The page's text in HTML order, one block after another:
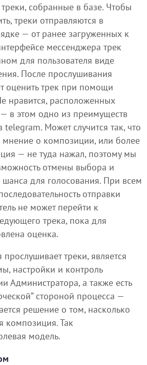
собранные в базе. Чтобы
треки отправляются в
— от ранее загруженных к
мессенджера трек
для пользователя виде
После прослушивания
оценить трек при помощи
нравится, расположенных
в этом одно из преимуществ
telegram. Может случится так, что
мнение о композиции, или более
— не туда нажал, поэтому мы
отмены выбора и
шанса для голосования. При всем
отправки
не может перейти к
трека, пока для
оценка.
треки, является
настройки и контроль
Администратора, а также есть
стороной процесса —
решение о том, насколько
композиция. Так
модель.